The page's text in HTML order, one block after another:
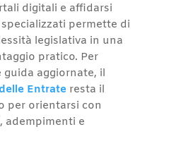
digitali e affidarsi
specializzati permette di
legislativa in una
pratico. Per
aggiornate, il
Entrateresta il
per orientarsi con
adempimenti e